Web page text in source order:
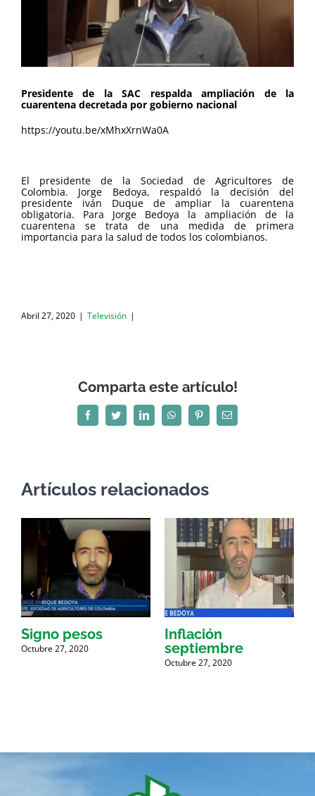
Presidente de la SAC respalda ampliación de la
cuarentena decretada por gobierno nacional
https://youtu.be/xMhxXrnWa0A
El presidente de la Sociedad de Agricultores de
Colombia. Jorge Bedoya, respaldó la decisión del
presidente iván Duque de ampliar la cuarentena
obligatoria. Para Jorge Bedoya la ampliación de la
cuarentena se trata de una medida de primera
importancia para la salud de todos los colombianos.
Abril 27, 2020 | Televisión |
Comparta este artículo!
FacebookTwitterLinkedInWhatsAppPinterestCorreo
electrónico
Artículos relacionados
Signo pesos
Octubre 27, 2020
Inflación
septiembre
Octubre 27, 2020